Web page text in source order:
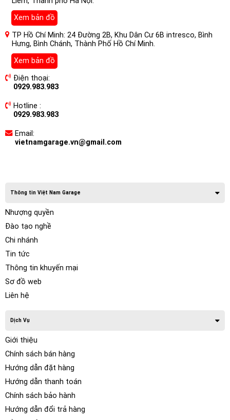
Xem bản đồ
TP Hồ Chí Minh: 24 Đường 2B, Khu Dân Cư 6B intresco, Bình
Hưng, Bình Chánh, Thành Phố Hồ Chí Minh.
Xem bản đồ
Điện thoại:
0929.983.983
Hotline :
0929.983.983
Email:
vietnamgarage.vn@gmail.com
Thông tin Việt Nam Garage
Nhượng quyền
Đào tạo nghề
Chi nhánh
Tin tức
Thông tin khuyến mại
Sơ đồ web
Liên hệ
Dịch Vụ
Giới thiệu
Chính sách bán hàng
Hướng dẫn đặt hàng
Hướng dẫn thanh toán
Chính sách bảo hành
Hướng dẫn đổi trả hàng